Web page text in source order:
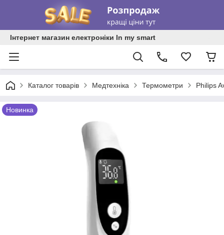
Інтернет магазин електроніки In my smart
Каталог товарів Медтехніка Термометри Philips
Новинка